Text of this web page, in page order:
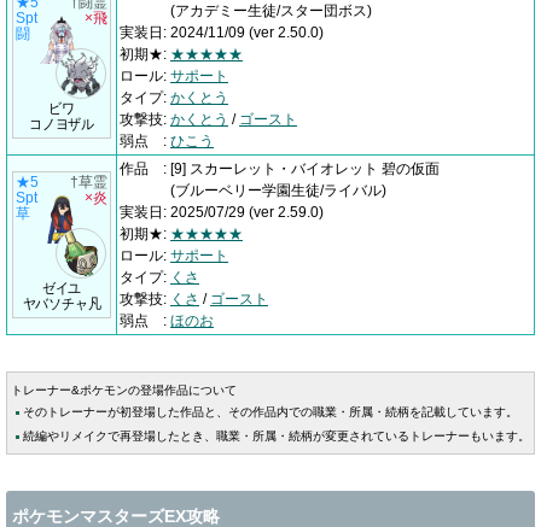
Spt
闘
ビワ
コノヨザル
×飛
(アカデミー生徒/スター団ボス)
実装日 : 2024/11/09 (ver 2.50.0)
初期★: ★★★★★
ロール: サポート
タイプ: かくとう
攻撃技: かくとう / ゴースト
弱点
: ひこう
★5
Spt
草
ゼイユ
ヤバソチャ凡
†草霊
×炎
作品 : [9] スカーレット・バイオレット 碧の仮面
(ブルーベリー学園生徒/ライバル)
実装日 : 2025/07/29 (ver 2.59.0)
初期★: ★★★★★
ロール: サポート
タイプ: くさ
攻撃技: くさ / ゴースト
弱点
: ほのお
トレーナー&ポケモンの登場作品について
そのトレーナーが初登場した作品と、その作品内での職業・所属・続柄を記載しています。
続編やリメイクで再登場したとき、職業・所属・続柄が変更されているトレーナーもいます。
ポケモンマスターズEX攻略